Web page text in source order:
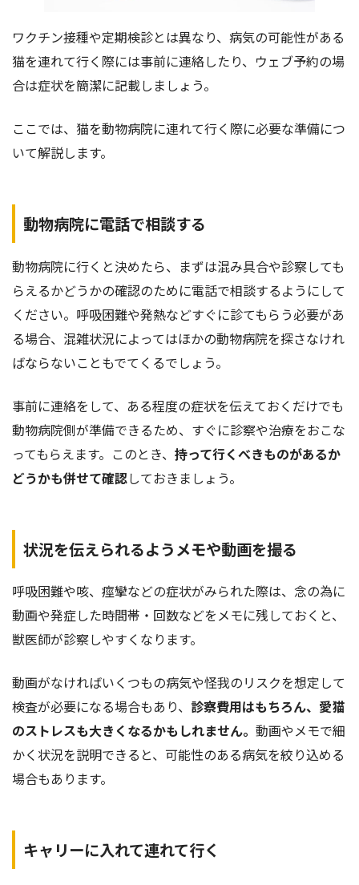
ワクチン接種や定期検診とは異なり、病気の可能性がある
猫を連れて行く際には事前に連絡したり、ウェブ予約の場
合は症状を簡潔に記載しましょう。
ここでは、猫を動物病院に連れて行く際に必要な準備につ
いて解説します。
動物病院に電話で相談する
動物病院に行くと決めたら、まずは混み具合や診察しても
らえるかどうかの確認のために電話で相談するようにして
ください。呼吸困難や発熱などすぐに診てもらう必要があ
る場合、混雑状況によってはほかの動物病院を探さなけれ
ばならないこともでてくるでしょう。
事前に連絡をして、ある程度の症状を伝えておくだけでも
動物病院側が準備できるため、すぐに診察や治療をおこな
ってもらえます。このとき、 持って行くべきものがあるか
どうかも併せて確認しておきましょう。
状況を伝えられるようメモや動画を撮る
呼吸困難や咳、痙攣などの症状がみられた際は、念の為に
動画や発症した時間帯・回数などをメモに残しておくと、
獣医師が診察しやすくなります。
動画がなければいくつもの病気や怪我のリスクを想定して
検査が必要になる場合もあり、 診察費用はもちろん、愛猫
のストレスも大きくなるかもしれません。 動画やメモで細
かく状況を説明できると、可能性のある病気を絞り込める
場合もあります。
キャリーに入れて連れて行く